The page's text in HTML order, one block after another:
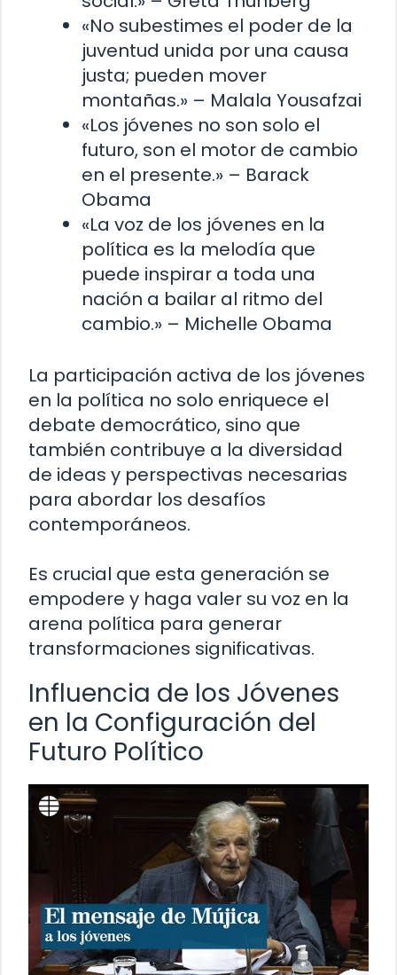
«No subestimes el poder de la
juventud unida por una causa
justa; pueden mover
montañas.» – Malala Yousafzai
«Los jóvenes no son solo el
futuro, son el motor de cambio
en el presente.» – Barack
Obama
«La voz de los jóvenes en la
política es la melodía que
puede inspirar a toda una
nación a bailar al ritmo del
cambio.» – Michelle Obama
La participación activa de los jóvenes
en la política no solo enriquece el
debate democrático, sino que
también contribuye a la diversidad
de ideas y perspectivas necesarias
para abordar los desafíos
contemporáneos.
Es crucial que esta generación se
empodere y haga valer su voz en la
arena política para generar
transformaciones significativas.
Influencia de los Jóvenes
en la Configuración del
Futuro Político